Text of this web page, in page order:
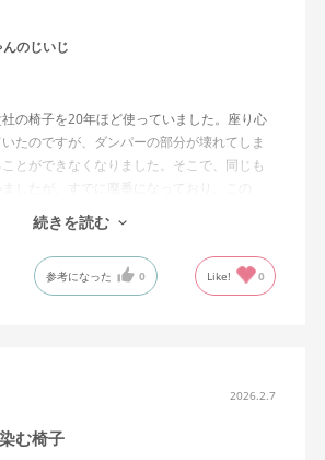
んのじいじ
の椅子を20年ほど使っていました。座り心
たのですが、ダンパーの部分が壊れてしま
とができなくなりました。そこで、同じも
したが、すでに廃番になっており、この
。やや固めの椅子ですが、使っているうち
はと思っています。フローリング床で使って
スターがよく動きすぎるのが難点でしょう
続きを読む
参考になった 0 Like! 0
2026.2.7
む椅子